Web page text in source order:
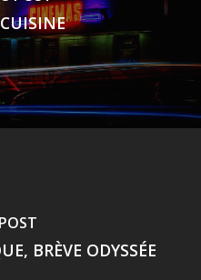
BRÈVE ODYSSÉE